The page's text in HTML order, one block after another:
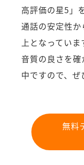
高評価の星5」
通話の安定性
上となっていま
音質の良さを
中ですので、ぜ
無料